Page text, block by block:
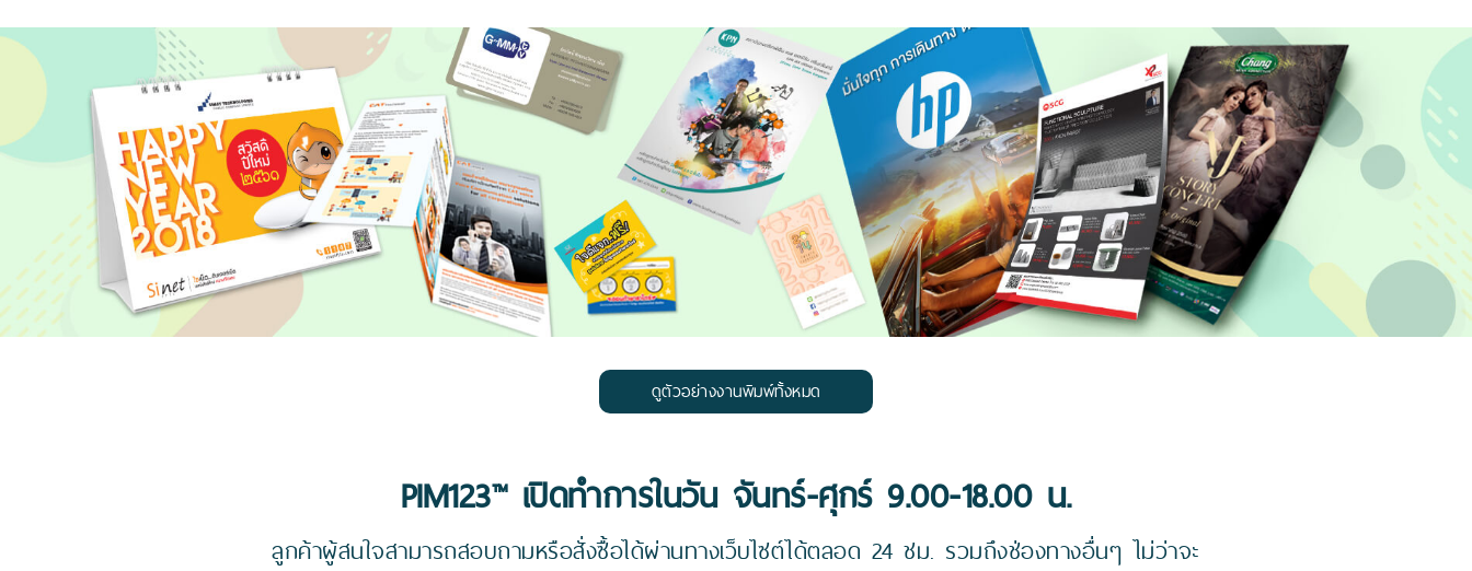
ดูตัวอย่างงานพิมพ์ทั้งหมด
PIM123™ เปิดทำการในวัน จันทร์-ศุกร์ 9.00-18.00 น.
ลูกค้าผู้สนใจสามารถสอบถามหรือสั่งซื้อได้ผ่านทางเว็บไซต์ได้ตลอด 24 ชม. รวมถึงช่องทางอื่นๆ ไม่ว่าจะ